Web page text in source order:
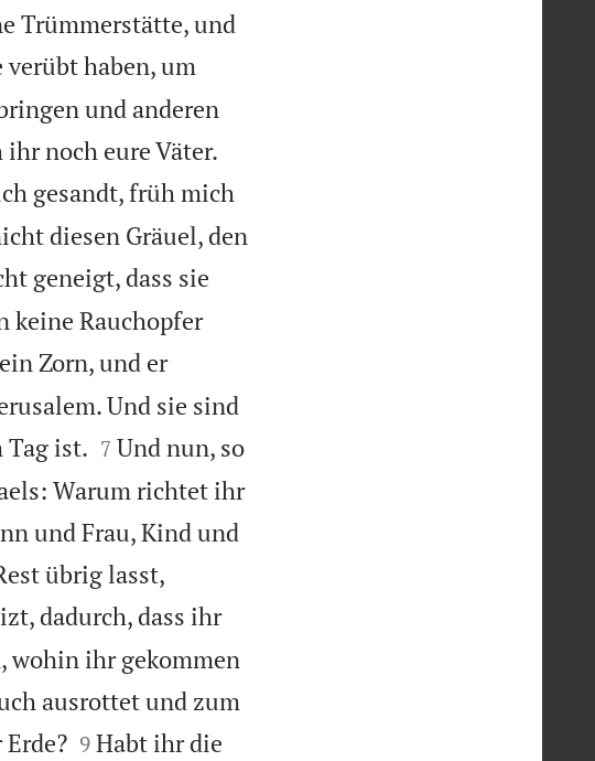
Trümmerstätte, und
haben, um
und anderen
noch eure Väter.
gesandt, früh mich
diesen Gräuel, den
geneigt, dass sie
keine Rauchopfer
Zorn, und er
Und sie sind
Tag ist.
7 Und nun, so
Warum richtet ihr
und Frau, Kind und
übrig lasst,
dadurch, dass ihr
wohin ihr gekommen
ausrottet und zum

9 Habt ihr die